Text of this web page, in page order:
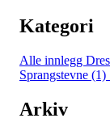
Kategori
Alle innlegg
Sprangstevne (1)
Arkiv